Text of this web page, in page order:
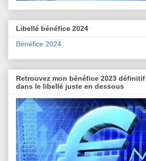
Libellé bénéfice 2024
Bénéfice 2024
Retrouvez mon bénéfice 2023 définitif
dans le libellé juste en dessous